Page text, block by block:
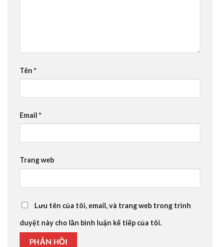
Tên *
Email *
Trang web
Lưu tên của tôi, email, và trang web trong trình
duyệt này cho lần bình luận kế tiếp của tôi.